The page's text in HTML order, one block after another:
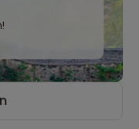
cultuur en milieu